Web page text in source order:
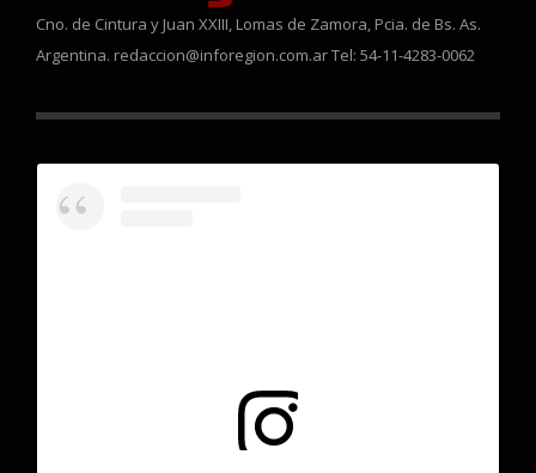
Cno. de Cintura y Juan XXIII, Lomas de Zamora, Pcia. de Bs. As.
Argentina. redaccion@inforegion.com.ar Tel: 54-11-4283-0062